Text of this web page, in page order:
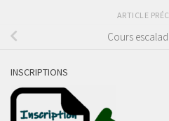
ARTICLE
Cours
INSCRIPTIONS